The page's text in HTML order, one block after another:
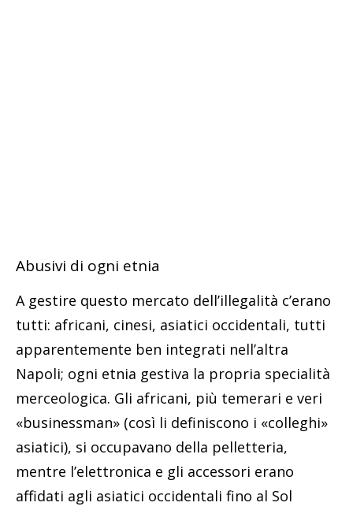
Abusivi di ogni etnia
A gestire questo mercato dell’illegalità c’erano
tutti: africani, cinesi, asiatici occidentali, tutti
apparentemente ben integrati nell’altra
Napoli; ogni etnia gestiva la propria specialità
merceologica. Gli africani, più temerari e veri
«businessman» (così li definiscono i «colleghi»
asiatici), si occupavano della pelletteria,
mentre l’elettronica e gli accessori erano
affidati agli asiatici occidentali fino al Sol